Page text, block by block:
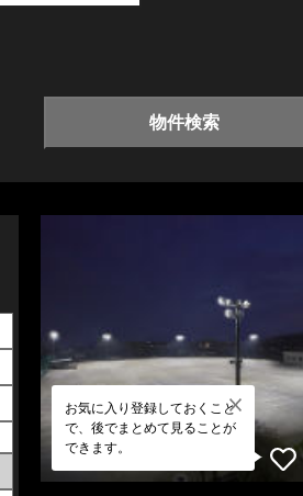
物件検索
お気に入り登録しておくこと
で、後でまとめて見ることが
できます。